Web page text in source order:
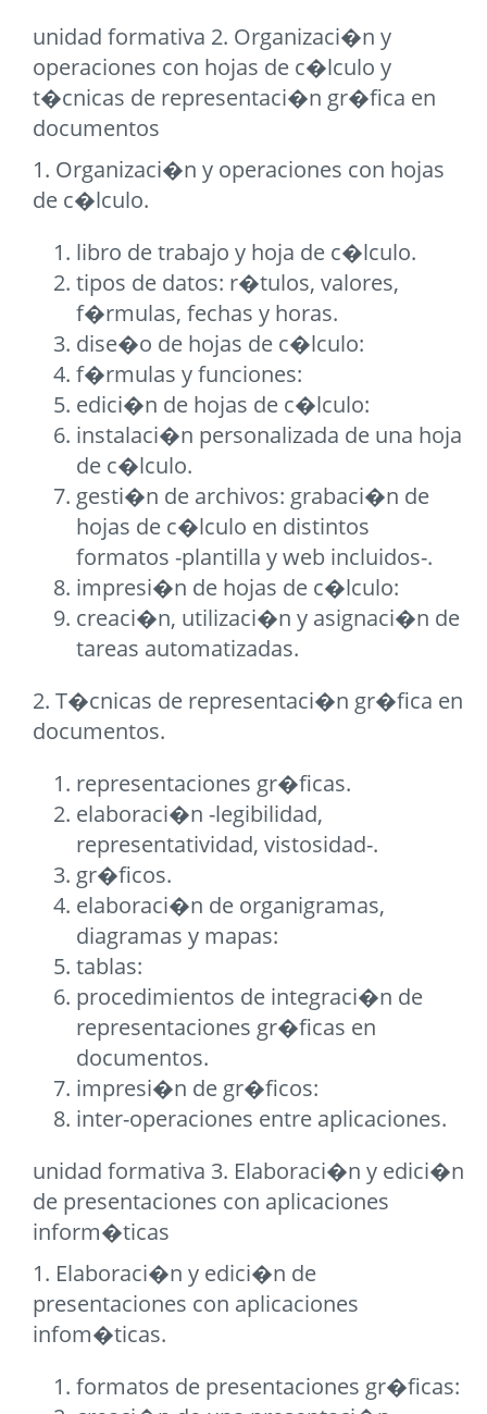
unidad formativa 2. Organizaci�n y
operaciones con hojas de c�lculo y
t�cnicas de representaci�n gr�fica en
documentos
1. Organizaci�n y operaciones con hojas
de c�lculo.
libro de trabajo y hoja de c�lculo.
tipos de datos: r�tulos, valores,
f�rmulas, fechas y horas.
dise�o de hojas de c�lculo:
f�rmulas y funciones:
edici�n de hojas de c�lculo:
instalaci�n personalizada de una hoja
de c�lculo.
gesti�n de archivos: grabaci�n de
hojas de c�lculo en distintos
formatos -plantilla y web incluidos-.
impresi�n de hojas de c�lculo:
creaci�n, utilizaci�n y asignaci�n de
tareas automatizadas.
2. T�cnicas de representaci�n gr�fica en
documentos.
representaciones gr�ficas.
elaboraci�n -legibilidad,
representatividad, vistosidad-.
gr�ficos.
elaboraci�n de organigramas,
diagramas y mapas:
tablas:
procedimientos de integraci�n de
representaciones gr�ficas en
documentos.
impresi�n de gr�ficos:
inter-operaciones entre aplicaciones.
unidad formativa 3. Elaboraci�n y edici�n
de presentaciones con aplicaciones
inform�ticas
1. Elaboraci�n y edici�n de
presentaciones con aplicaciones
infom�ticas.
formatos de presentaciones gr�ficas: